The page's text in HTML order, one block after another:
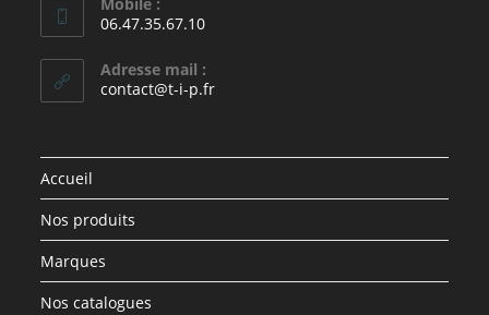
Mobile :
06.47.35.67.10
Adresse mail :
contact@t-i-p.fr
Accueil
Nos produits
Marques
Nos catalogues